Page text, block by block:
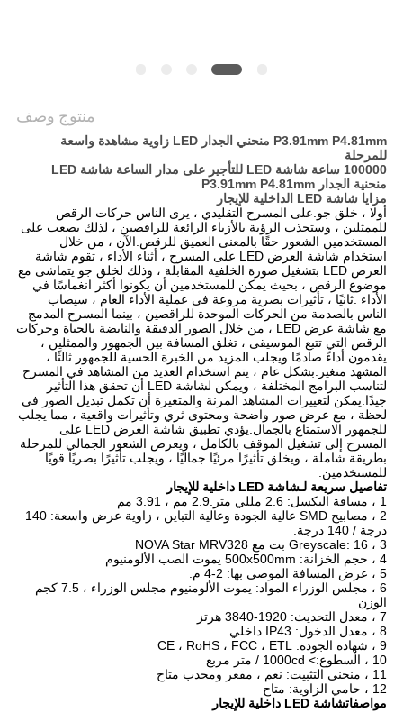
منتوج وصف
P3.91mm P4.81mm منحني الجدار LED زاوية مشاهدة واسعة
للمرحلة
100000 ساعة شاشة LED للتأجير على مدار الساعة شاشة LED
منحنية الجدار P3.91mm P4.81mm
مزايا شاشة LED الداخلية للإيجار
العرض LED بتشغيل صورة الخلفية المقابلة ، وذلك لخلق جو يتماشى مع
للمستخدمين.
تفاصيل سريعة لـشاشة LED داخلية للإيجار
1 ، مسافة البكسل: 2.6 مللي متر.2.9 مم ، 3.91 مم
2 ، مصابيح SMD عالية الجودة وعالية التباين ، زاوية عرض واسعة: 140
درجة / 140 درجة.
3 ، Greyscale: 16 بت مع NOVA Star MRV328
4 ، حجم الخزانة: 500x500mm يموت الصب الألومنيوم
5 ، عرض المسافة الموصى بها: 2-4 م.
6 ، مجلس الوزراء المواد: يموت الألومنيوم مجلس الوزراء ، 7.5 كجم
الوزن
7 ، معدل التحديث: 1920-3840 هرتز
8 ، معدل الدخول: IP43 داخلي
9 ، شهادة الجودة: CE ، RoHS ، FCC ، ETL
10 ، السطوع:> 1000cd / متر مربع
11 ، منحنى التثبيت: نعم ، مقعر ومحدب متاح
12 ، حامي الزاوية: متاح
مواصفاتشاشة LED داخلية للإيجار